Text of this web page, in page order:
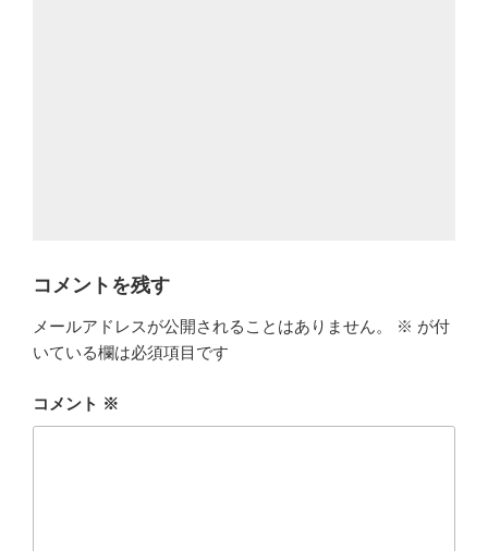
コメントを残す
メールアドレスが公開されることはありません。 ※ が付
いている欄は必須項目です
コメント ※